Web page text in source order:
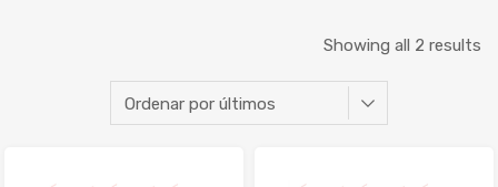
Showing all 2 results